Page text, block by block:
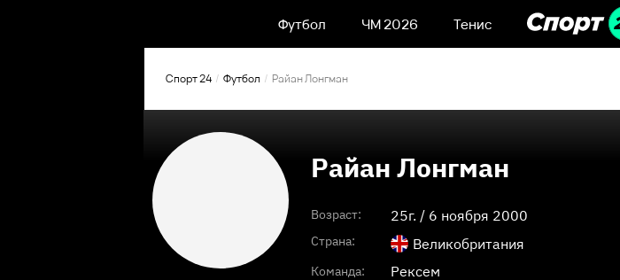
Футбол ЧМ 2026 Тенис
Спорт 24 Футбол Райан Лонгман
Райан Лонгман
Возраст: 25г. / 6 ноября 2000
Страна: Великобритания
Команда: Рексем